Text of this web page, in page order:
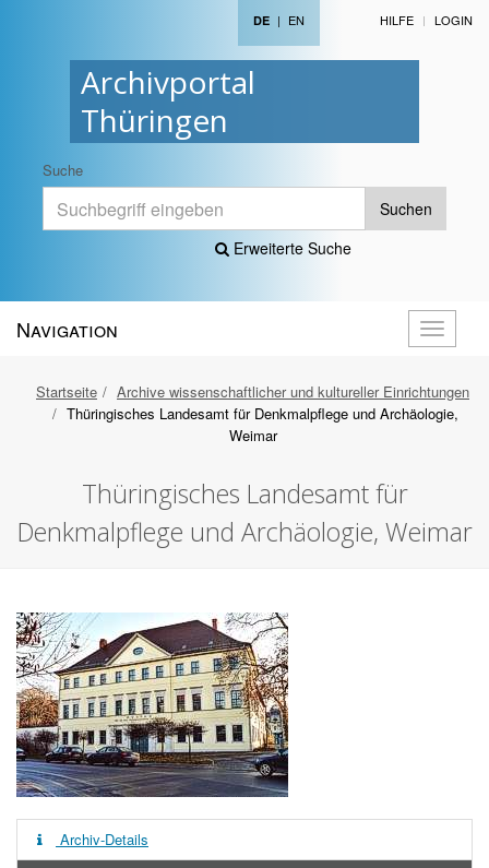
Archivportal
Thüringen
DE | EN HILFE LOGIN
Suche
Suchen
Erweiterte Suche
öffnen
Navigation
Startseite
Archive wissenschaftlicher und kultureller Einrichtungen
Thüringisches Landesamt für Denkmalpflege und Archäologie,
Weimar
Thüringisches Landesamt für
Denkmalpflege und Archäologie, Weimar
Archiv-Details